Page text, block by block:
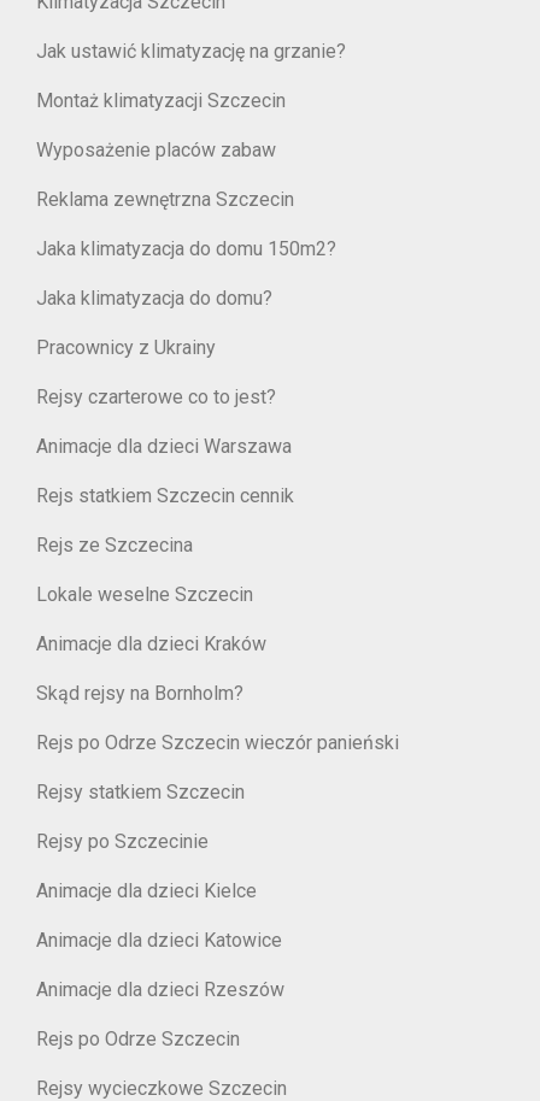
Jak ustawić klimatyzację na grzanie?
Montaż klimatyzacji Szczecin
Wyposażenie placów zabaw
Reklama zewnętrzna Szczecin
Jaka klimatyzacja do domu 150m2?
Jaka klimatyzacja do domu?
Pracownicy z Ukrainy
Rejsy czarterowe co to jest?
Animacje dla dzieci Warszawa
Rejs statkiem Szczecin cennik
Rejs ze Szczecina
Lokale weselne Szczecin
Animacje dla dzieci Kraków
Skąd rejsy na Bornholm?
Rejs po Odrze Szczecin wieczór panieński
Rejsy statkiem Szczecin
Rejsy po Szczecinie
Animacje dla dzieci Kielce
Animacje dla dzieci Katowice
Animacje dla dzieci Rzeszów
Rejs po Odrze Szczecin
Rejsy wycieczkowe Szczecin